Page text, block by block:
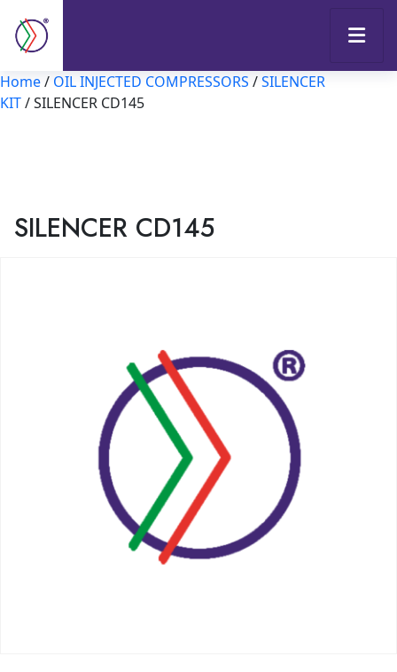
Home/ OIL INJECTED COMPRESSORS /SILENCER
KIT/ SILENCER CD145
SILENCER CD145